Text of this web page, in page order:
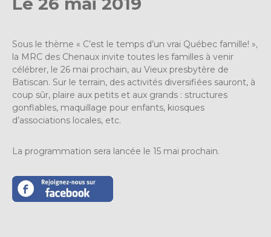
Sous le thème « C’est le temps d’un vrai Québec famille! »,
la MRC des Chenaux invite toutes les familles à venir
célébrer, le 26 mai prochain, au Vieux presbytère de
Batiscan. Sur le terrain, des activités diversifiées sauront, à
coup sûr, plaire aux petits et aux grands : structures
gonflables, maquillage pour enfants, kiosques
d’associations locales, etc.
La programmation sera lancée le 15 mai prochain.